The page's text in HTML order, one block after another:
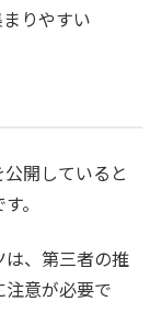
りやすい
開していると
。
、第三者の推
意が必要で